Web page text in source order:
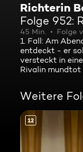
Richterin
Folge 952:
45 Min. Folge
1. Fall: Am
entdeckt - er
versteckt in
Rivalin mundtot
Weitere
12